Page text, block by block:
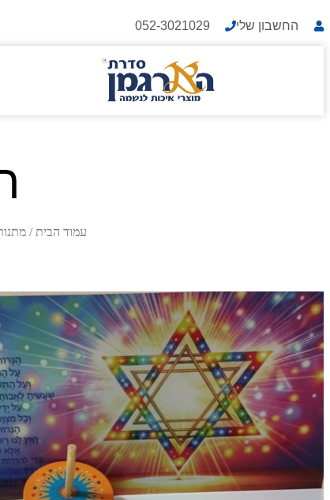
החשבון שלי 052-3021029
עמוד הבית /